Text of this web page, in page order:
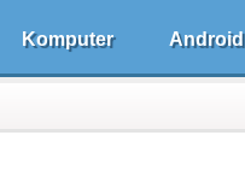
Komputer Android